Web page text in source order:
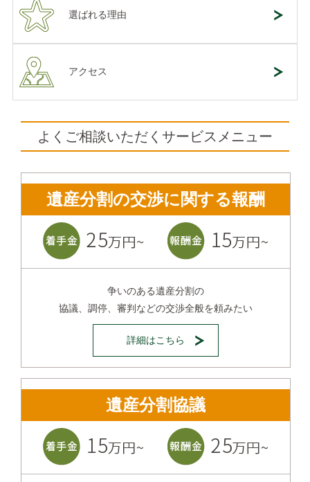
選ばれる理由
アクセス
よくご相談いただくサービスメニュー
遺産分割の交渉に関する報酬
争いのある遺産分割の
協議、調停、審判などの交渉全般を頼みたい
詳細はこちら
遺産分割協議